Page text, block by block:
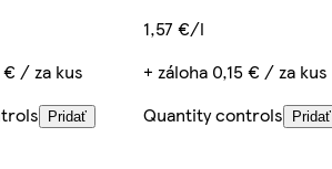
€ / za kus
Pridať
1,57 €/l
+ záloha 0,15 € / za kus
Quantity controls
Pridať